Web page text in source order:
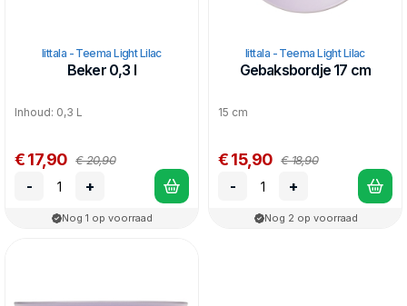
Iittala - Teema Light Lilac
Beker 0,3 l
Inhoud: 0,3 L
€ 17,90 € 20,90
- +
Nog 1 op voorraad
Iittala - Teema Light Lilac
Gebaksbordje 17 cm
15 cm
€ 15,90 € 18,90
- +
Nog 2 op voorraad